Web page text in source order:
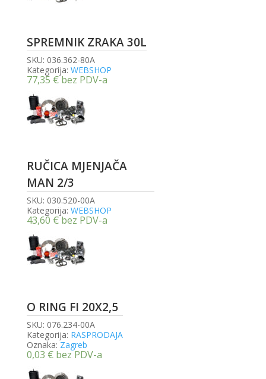
SPREMNIK ZRAKA 30L
SKU: 036.362-80A
Kategorija: WEBSHOP
77,35 €bez PDV-a
RUČICA MJENJAČA
MAN 2/3
SKU: 030.520-00A
Kategorija: WEBSHOP
43,60 €bez PDV-a
O RING FI 20X2,5
SKU: 076.234-00A
Kategorija: RASPRODAJA
Oznaka: Zagreb
0,03 € bez PDV-a